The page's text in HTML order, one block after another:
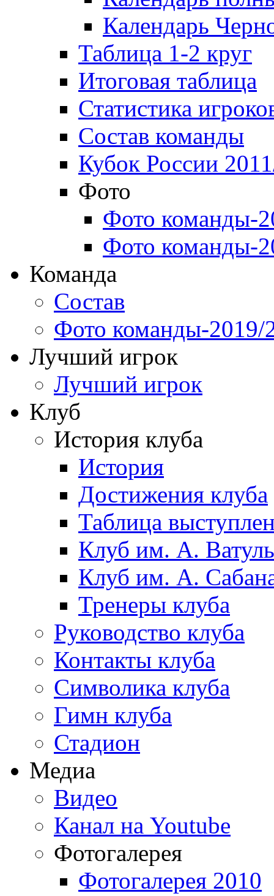
Календарь
Таблица 1-2 круг
Итоговая таблица
Статистика
Состав команды
Кубок России
Фото
Фото команды-
Фото команды-
Команда
Состав
Фото команды-2019/
Лучший игрок
Лучший игрок
Клуб
История клуба
История
Достижения клуба
Таблица
Клуб им. А.
Клуб им. А.
Тренеры клуба
Руководство клуба
Контакты клуба
Символика клуба
Гимн клуба
Стадион
Медиа
Видео
Канал на Youtube
Фотогалерея
Фотогалерея 2010